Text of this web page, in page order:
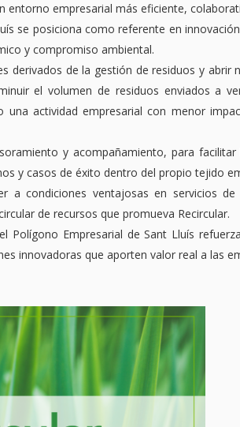
empresarial más eficiente,
se posiciona como referente en
y compromiso ambiental.
derivados de la gestión de residuos y
el volumen de residuos enviados a
una actividad empresarial con menor
y acompañamiento, para
y casos de éxito dentro del propio tejido
a condiciones ventajosas en servicios
de recursos que promueva Recircular.
Polígono Empresarial de Sant Lluís
innovadoras que aporten valor real a las